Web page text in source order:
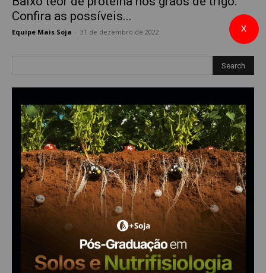
Confira as possíveis...
Equipe Mais Soja 31 de dezembro de 2022 X